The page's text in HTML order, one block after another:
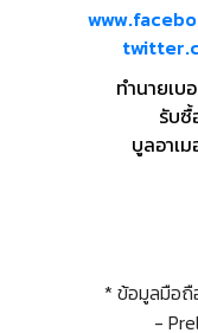
ทำนายเบ
รับ
บูลอาเม
* ข้อมูลมือถื
-